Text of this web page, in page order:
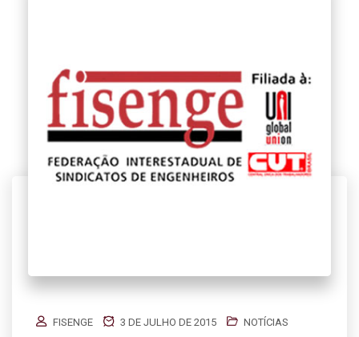
FISENGE 3 DE JULHO DE 2015 NOTÍCIAS